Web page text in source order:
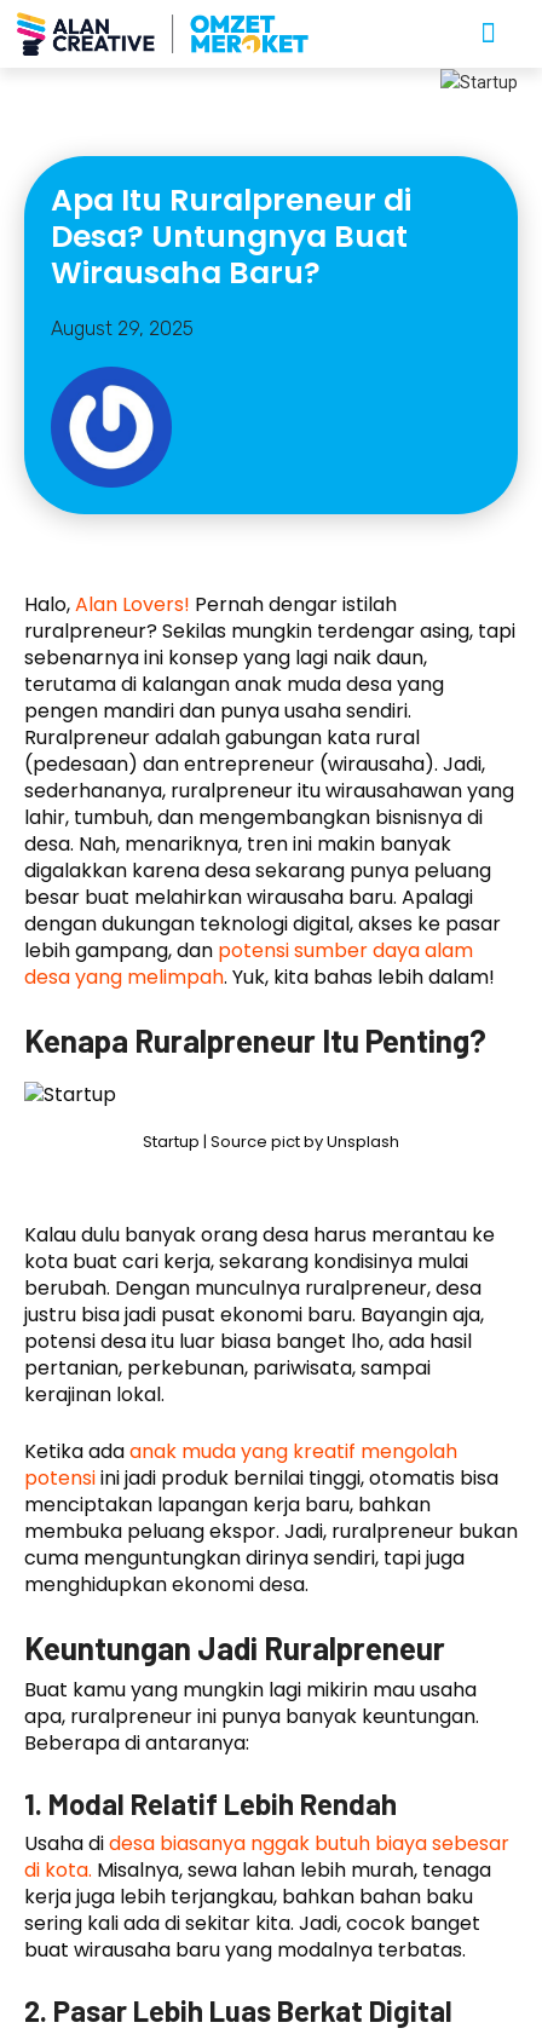
Apa Itu Ruralpreneur di
Desa? Untungnya Buat
Wirausaha Baru?
August 29, 2025
Halo,Alan Lovers! Pernah dengar istilah
ruralpreneur? Sekilas mungkin terdengar asing, tapi
sebenarnya ini konsep yang lagi naik daun,
terutama di kalangan anak muda desa yang
pengen mandiri dan punya usaha sendiri.
Ruralpreneur adalah gabungan kata rural
(pedesaan) dan entrepreneur (wirausaha). Jadi,
sederhananya, ruralpreneur itu wirausahawan yang
lahir, tumbuh, dan mengembangkan bisnisnya di
desa. Nah, menariknya, tren ini makin banyak
digalakkan karena desa sekarang punya peluang
besar buat melahirkan wirausaha baru. Apalagi
dengan dukungan teknologi digital, akses ke pasar
lebih gampang, dan potensi sumber daya alam
desa yang melimpah. Yuk, kita bahas lebih dalam!
Kenapa Ruralpreneur Itu Penting?
Startup | Source pict by Unsplash
Kalau dulu banyak orang desa harus merantau ke
kota buat cari kerja, sekarang kondisinya mulai
berubah. Dengan munculnya ruralpreneur, desa
justru bisa jadi pusat ekonomi baru. Bayangin aja,
potensi desa itu luar biasa banget lho, ada hasil
pertanian, perkebunan, pariwisata, sampai
kerajinan lokal.
Ketika adaanak muda yang kreatif mengolah
potensiini jadi produk bernilai tinggi, otomatis bisa
menciptakan lapangan kerja baru, bahkan
membuka peluang ekspor. Jadi, ruralpreneur bukan
cuma menguntungkan dirinya sendiri, tapi juga
menghidupkan ekonomi desa.
Keuntungan Jadi Ruralpreneur
Buat kamu yang mungkin lagi mikirin mau usaha
apa, ruralpreneur ini punya banyak keuntungan.
Beberapa di antaranya:
1. Modal Relatif Lebih Rendah
Usaha didesa biasanya nggak butuh biaya sebesar
di kota. Misalnya, sewa lahan lebih murah, tenaga
kerja juga lebih terjangkau, bahkan bahan baku
sering kali ada di sekitar kita. Jadi, cocok banget
buat wirausaha baru yang modalnya terbatas.
2. Pasar Lebih Luas Berkat Digital